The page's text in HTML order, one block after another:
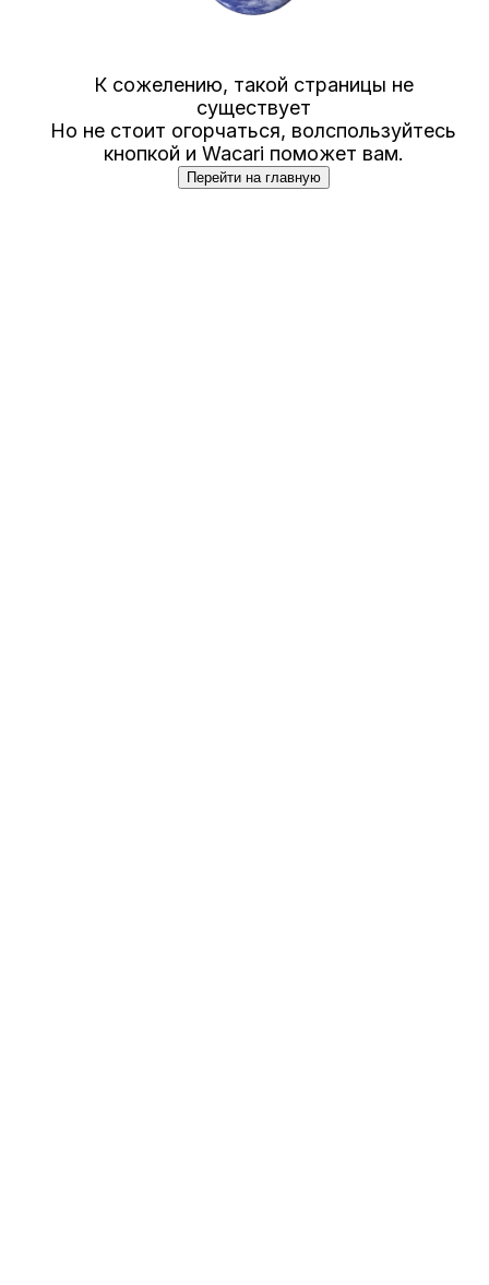
К сожелению, такой страницы не
существует
Но не стоит огорчаться, волспользуйтесь
кнопкой и Wacari поможет вам.
Перейти на главную